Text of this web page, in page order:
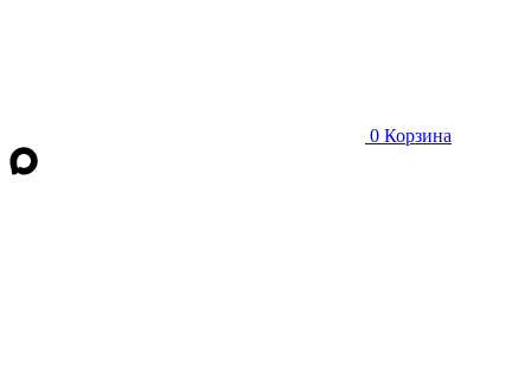
0 Корзина